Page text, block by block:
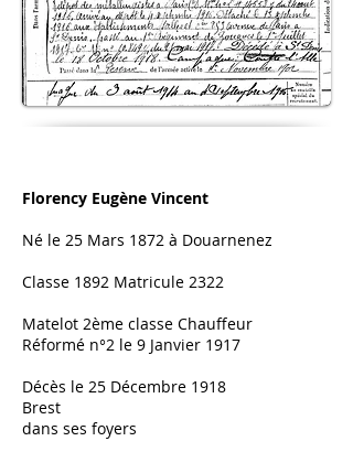
Florency Eugène Vincent
Né le 25 Mars 1872 à Douarnenez
Classe 1892 Matricule 2322
Matelot 2ème classe Chauffeur
Réformé n°2 le 9 Janvier 1917
Décès le 25 Décembre 1918
Brest
dans ses foyers